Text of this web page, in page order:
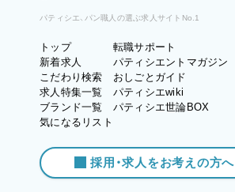
パティシエ、パン職人の選ぶ求人サイトNo.1
トップ
新着求人
こだわり検索
求人特集一覧
ブランド一覧
気になるリスト
転職サポート
パティシエントマガジン
おしごとガイド
パティシエwiki
パティシエ世論BOX
採用・求人をお考えの方へ